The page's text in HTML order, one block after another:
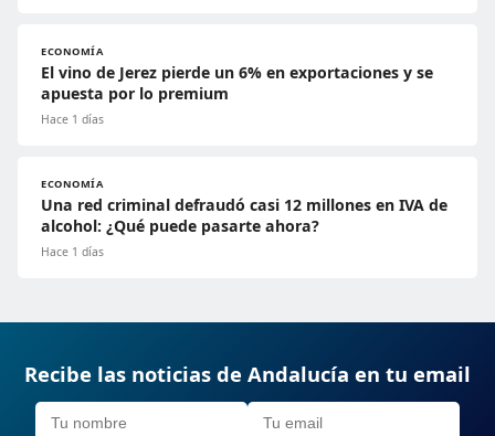
ECONOMÍA
El vino de Jerez pierde un 6% en exportaciones y se
apuesta por lo premium
Hace 1 días
ECONOMÍA
Una red criminal defraudó casi 12 millones en IVA de
alcohol: ¿Qué puede pasarte ahora?
Hace 1 días
Recibe las noticias de Andalucía en tu email